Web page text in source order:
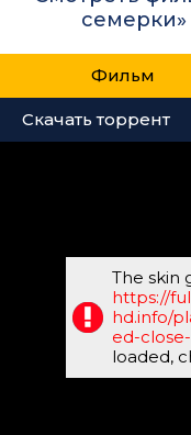
Фильм
Скачать торрент
The skin
https://
hd.info/
ed-
loaded,